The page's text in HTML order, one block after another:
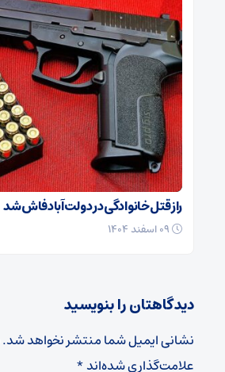
راز قتل خانوادگی در دولت‌آباد فاش شد
دیدگاهتان را بنویسید
نشانی ایمیل شما منتشر نخواهد شد.
علامت‌گذاری شده‌اند*